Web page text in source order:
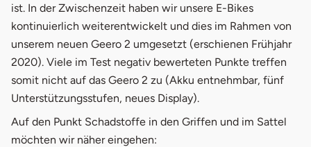
ist. In der Zwischenzeit haben wir unsere E-Bikes
kontinuierlich weiterentwickelt und dies im Rahmen von
unserem neuen Geero 2 umgesetzt (erschienen Frühjahr
2020). Viele im Test negativ bewerteten Punkte treffen
somit nicht auf das Geero 2 zu (Akku entnehmbar, fünf
Unterstützungsstufen, neues Display).
Auf den Punkt Schadstoffe in den Griffen und im Sattel
möchten wir näher eingehen: